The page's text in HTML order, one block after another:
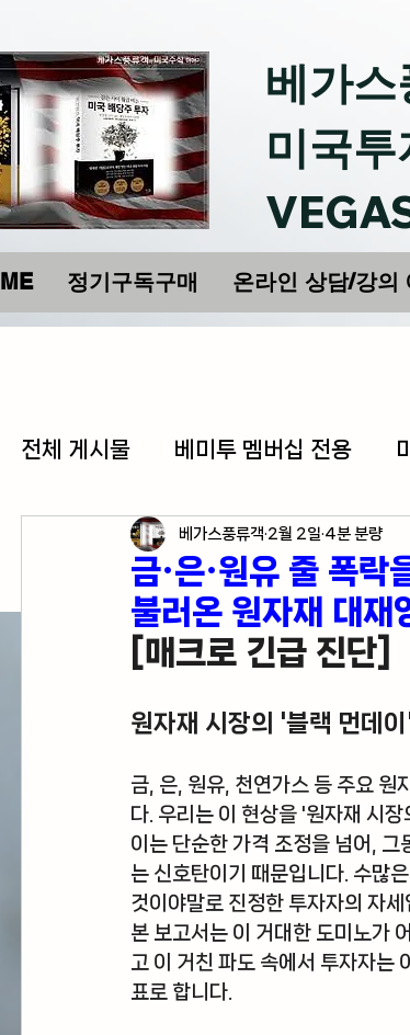
베가스
미국투
정기구독구매 온라인 상담/강의
전체 게시물 베미투 멤버십 전용
각종 자산 투자 미국 경제 지표
미국 여행 정보 전업투자자의 혼
금·은·원유 줄 폭락
불러온 원자재 대재
베가스풍류객 2월 2일 4분 분량
[매크로 긴급 진단]
원자재 시장의 '블랙 먼데
금, 은, 원유, 천연가스 등 주요 원
다. 우리는 이 현상을 '원자재 시장
이는 단순한 가격 조정을 넘어, 그
는 신호탄이기 때문입니다. 수많
것이야말로 진정한 투자자의 자세
본 보고서는 이 거대한 도미노가
고 이 거친 파도 속에서 투자자는
표로 합니다.